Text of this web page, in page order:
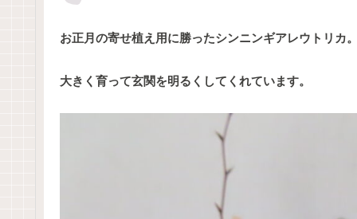
お正月の寄せ植え用に勝ったシンニンギアレウトリカ
大きく育って玄関を明るくしてくれています。